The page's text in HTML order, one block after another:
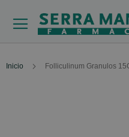
Inicio Folliculinum Granulos